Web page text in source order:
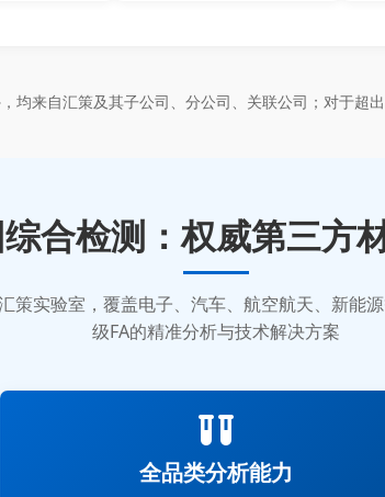
来自汇策及其子公司、分公司、关联公司；对于
合检测：权威第三方
策实验室，覆盖电子、汽车、航空航天、新能
级FA的精准分析与技术解决方案
全品类分析能力